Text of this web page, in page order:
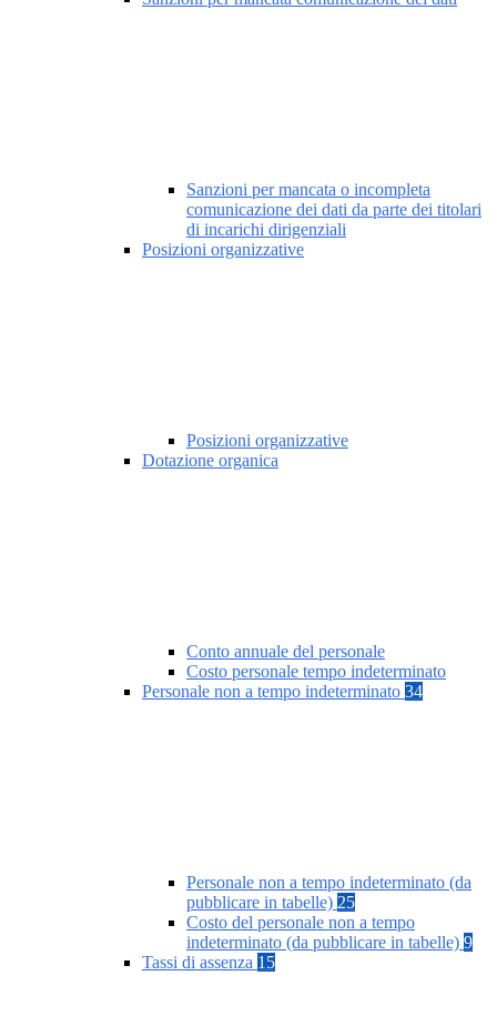
Sanzioni per mancata o incompleta
comunicazione dei dati da parte dei titolari
di incarichi dirigenziali
Posizioni organizzative
Posizioni organizzative
Dotazione organica
Conto annuale del personale
Costo personale tempo indeterminato
Personale non a tempo indeterminato 34
Personale non a tempo indeterminato (da
pubblicare in tabelle) 25
Costo del personale non a tempo
indeterminato (da pubblicare in tabelle) 9
Tassi di assenza 15